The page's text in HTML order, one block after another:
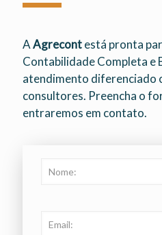
AAgrecontestá pronta
Contabilidade Completa e
atendimento diferenciado
consultores. Preencha o
entraremos em contato.